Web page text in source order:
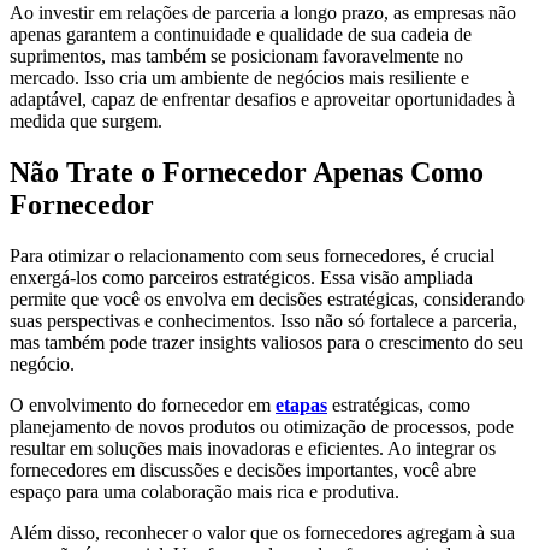
Ao investir em relações de parceria a longo prazo, as empresas não
apenas garantem a continuidade e qualidade de sua cadeia de
suprimentos, mas também se posicionam favoravelmente no
mercado. Isso cria um ambiente de negócios mais resiliente e
adaptável, capaz de enfrentar desafios e aproveitar oportunidades à
medida que surgem.
Não Trate o Fornecedor Apenas Como
Fornecedor
Para otimizar o relacionamento com seus fornecedores, é crucial
enxergá-los como parceiros estratégicos. Essa visão ampliada
permite que você os envolva em decisões estratégicas, considerando
suas perspectivas e conhecimentos. Isso não só fortalece a parceria,
mas também pode trazer insights valiosos para o crescimento do seu
negócio.
O envolvimento do fornecedor em etapas estratégicas, como
planejamento de novos produtos ou otimização de processos, pode
resultar em soluções mais inovadoras e eficientes. Ao integrar os
fornecedores em discussões e decisões importantes, você abre
espaço para uma colaboração mais rica e produtiva.
Além disso, reconhecer o valor que os fornecedores agregam à sua